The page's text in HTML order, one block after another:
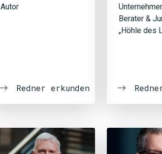
Autor
Redner erkunden
Berater &
„Höhle des